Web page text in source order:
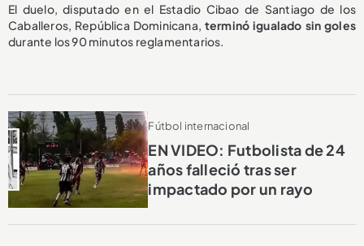
El duelo, disputado en el Estadio Cibao de Santiago de los
Caballeros, República Dominicana, terminó igualado sin goles
durante los 90 minutos reglamentarios.
Fútbol internacional
EN VIDEO: Futbolista de 24
años falleció tras ser
impactado por un rayo